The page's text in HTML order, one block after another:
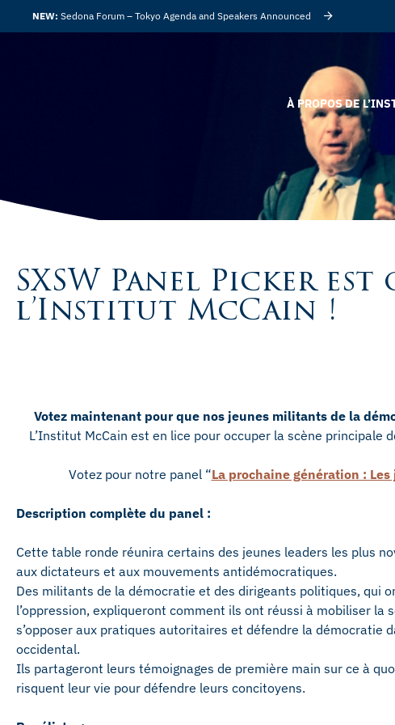
NEW: Sedona Forum – Tokyo Agenda and Speakers Announced
À PROPOS DE
SXSW Panel Picker
l’Institut McCain !
Votez maintenant pour que nos jeunes militants de la
L’Institut McCain est en lice pour occuper la scène principale
Votez pour notre panel “La prochaine génération :
Description complète du panel :
Cette table ronde réunira certains des jeunes leaders les plus
aux dictateurs et aux mouvements antidémocratiques.
Des militants de la démocratie et des dirigeants politiques, qui
l’oppression, expliqueront comment ils ont réussi à mobiliser
s’opposer aux pratiques autoritaires et défendre la démocratie
occidental.
Ils partageront leurs témoignages de première main sur ce à
risquent leur vie pour défendre leurs concitoyens.